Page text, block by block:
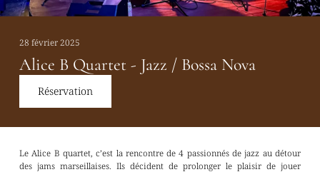
28 février 2025
Alice B Quartet - Jazz / Bossa Nova
Réservation
Le Alice B quartet, c’est la rencontre de 4 passionnés de jazz au détour
des jams marseillaises. Ils décident de prolonger le plaisir de jouer